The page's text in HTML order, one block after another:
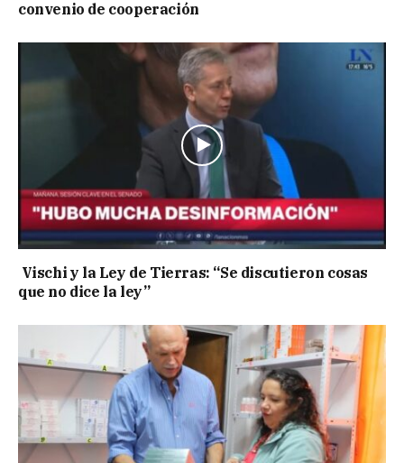
convenio de cooperación
Vischi y la Ley de Tierras: “Se discutieron cosas
que no dice la ley”